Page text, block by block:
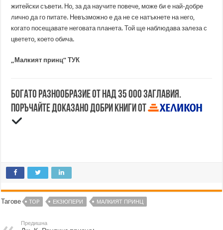
житейски съвети. Но, за да научите повече, може би е най-добре
лично да го питате. Невъзможно е да не се натъкнете на него,
когато посещавате неговата планета. Той ще наблюдава залеза с
цветето, което обича.
„Малкият принц“ ТУК
Богато разнообразие от над 35 000 заглавия.
Поръчайте доказано добри книги от
Тагове TOP ЕКЗЮПЕРИ МАЛКИЯТ ПРИНЦ
Предишна